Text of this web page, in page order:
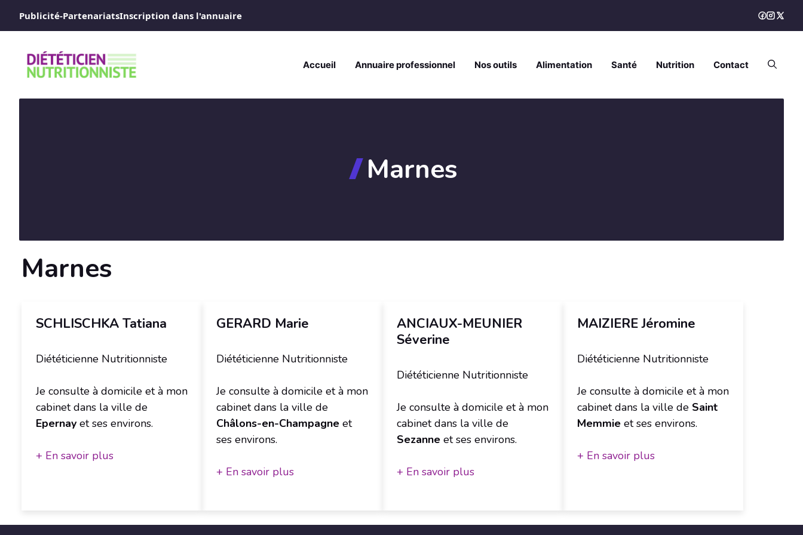
Publicité-PartenariatsInscription dans l'annuaire
Accueil Annuaire professionnel Nos outils Alimentation Santé Nutrition Contact
Marnes
Marnes
SCHLISCHKA Tatiana
Diététicienne Nutritionniste
Je consulte à domicile et à mon
cabinet dans la ville de
Epernay et ses environs.
+ En savoir plus
GERARD Marie
Diététicienne Nutritionniste
Je consulte à domicile et à mon
cabinet dans la ville de
Châlons-en-Champagne et
ses environs.
+ En savoir plus
ANCIAUX-MEUNIER
Séverine
Diététicienne Nutritionniste
Je consulte à domicile et à mon
cabinet dans la ville de
Sezanne et ses environs.
+ En savoir plus
MAIZIERE Jéromine
Diététicienne Nutritionniste
Je consulte à domicile et à mon
cabinet dans la ville de Saint
Memmie et ses environs.
+ En savoir plus